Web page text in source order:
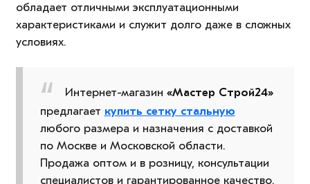
обладает отличными эксплуатационными
характеристиками и служит долго даже в сложных
условиях.
Интернет-магазин «Мастер Строй24»
предлагает купить сетку стальную
любого размера и назначения с доставкой
по Москве и Московской области.
Продажа оптом и в розницу, консультации
специалистов и гарантированное качество.